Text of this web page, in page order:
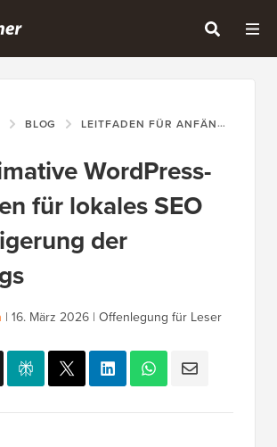
BLOG LEITFADEN FÜR ANFÄNGER
WordPress-
für lokales SEO
der
| 16. März 2026 | Offenlegung für Leser